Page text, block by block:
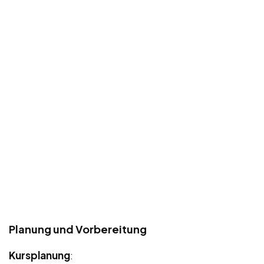
Planung und Vorbereitung
Kursplanung: